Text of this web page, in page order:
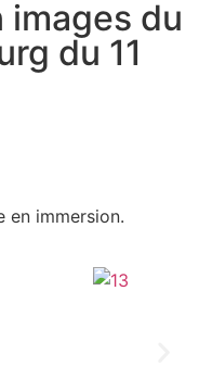
images du
du 11
en immersion.